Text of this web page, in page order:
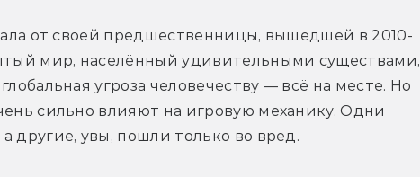
от своей предшественницы, вышедшей в 2010-
мир, населённый удивительными существами,
угроза человечеству — всё на месте. Но
сильно влияют на игровую механику. Одни
другие, увы, пошли только во вред.